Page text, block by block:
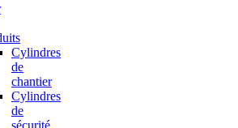
Cylindres
de
chantier
Cylindres
de
sécurité